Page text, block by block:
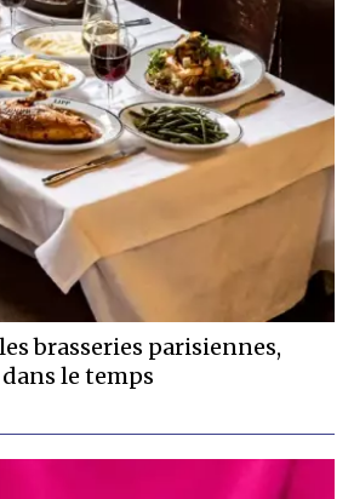
brasseries parisiennes,
le temps